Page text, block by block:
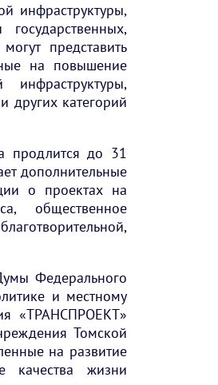
инфраструктуры,
представить
на повышение
других категорий
продлится до 31
дополнительные
о проектах на
общественное
Федерального
и местному
«ТРАНСПРОЕКТ»
Томской
на развитие
качества жизни